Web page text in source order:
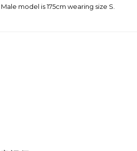
Male model is 175cm wearing size S.